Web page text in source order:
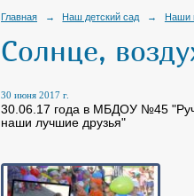
Главная → Наш детский сад → Наши
Солнце,
30 июня 2017 г.
30.06.17 года в МБДОУ №45
наши лучшие друзья"